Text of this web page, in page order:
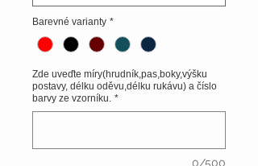
Barevné varianty *
Zde uveďte míry(hrudník,pas,boky,výšku
postavy, délku oděvu,délku rukávu) a číslo
barvy ze vzorníku. *
0/500